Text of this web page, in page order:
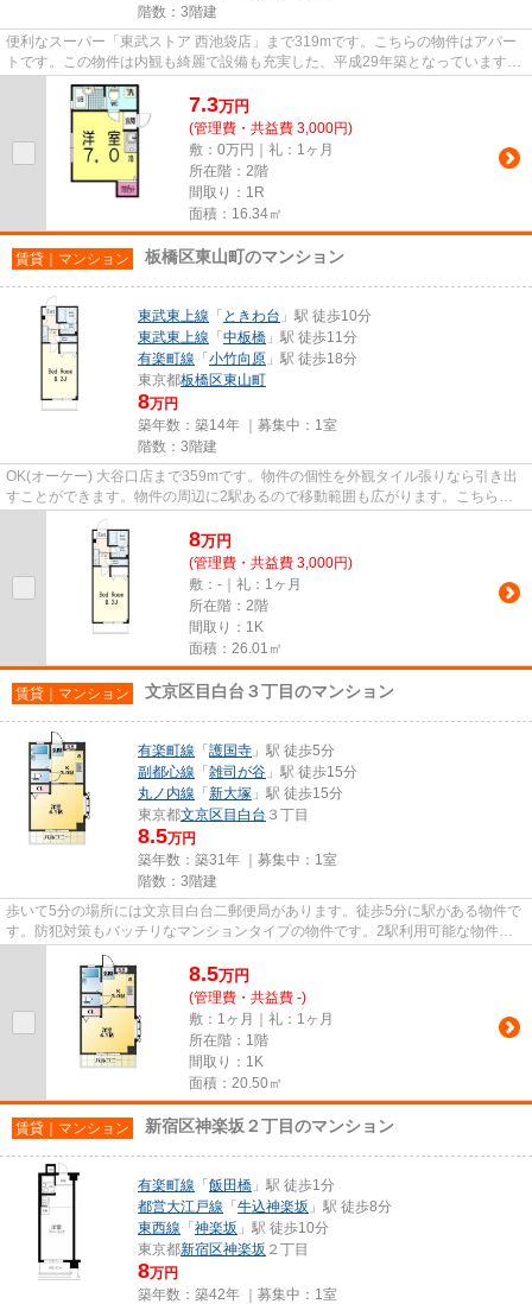
階数：3階建
便利なスーパー「東武ストア 西池袋店」まで319mです。こちらの物件はアパー
トです。この物件は内観も綺麗で設備も充実した、平成29年築となっています。
駅から徒歩8分のアパートで、...
7.3万円
(管理費・共益費 3,000円)
敷：0万円｜礼：1ヶ月
所在階：2階
間取り：1R
面積：16.34㎡
賃貸｜マンション 板橋区東山町のマンション
東武東上線 「 ときわ台 」駅 徒歩10分
東武東上線 「 中板橋 」駅 徒歩11分
有楽町線 「 小竹向原 」駅 徒歩18分
東京都板橋区東山町
8万円
築年数：築14年 ｜募集中： 1室
階数：3階建
OK(オーケー) 大谷口店まで359mです。物件の個性を外観タイル張りなら引き出
すことができます。物件の周辺に2駅あるので移動範囲も広がります。こちらの
物件はマンションです。当社ス...
8万円
(管理費・共益費 3,000円)
敷：-｜礼：1ヶ月
所在階：2階
間取り：1K
面積：26.01㎡
賃貸｜マンション 文京区目白台３丁目のマンション
有楽町線 「 護国寺 」駅 徒歩5分
副都心線 「 雑司が谷 」駅 徒歩15分
丸ノ内線 「 新大塚 」駅 徒歩15分
東京都文京区 目白台 ３丁目
8.5万円
築年数：築31年 ｜募集中： 1室
階数：3階建
歩いて5分の場所には文京目白台二郵便局があります。徒歩5分に駅がある物件で
す。防犯対策もバッチリなマンションタイプの物件です。2駅利用可能な物件で
移動範囲が広がります。当社ス...
8.5万円
(管理費・共益費 -)
敷：1ヶ月｜礼：1ヶ月
所在階：1階
間取り：1K
面積：20.50㎡
賃貸｜マンション 新宿区神楽坂２丁目のマンション
有楽町線 「 飯田橋 」駅 徒歩1分
都営大江戸線 「 牛込神楽坂 」駅 徒歩8分
東西線 「 神楽坂 」駅 徒歩10分
東京都新宿区神楽坂 ２丁目
8万円
築年数：築42年 ｜募集中： 1室